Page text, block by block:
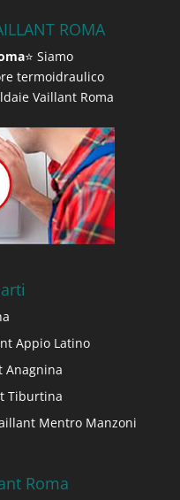
ROMA
⭐ Siamo
termoidraulico
Vaillant Roma
Appio Latino
Anagnina
Tiburtina
Mentro Manzoni
Roma